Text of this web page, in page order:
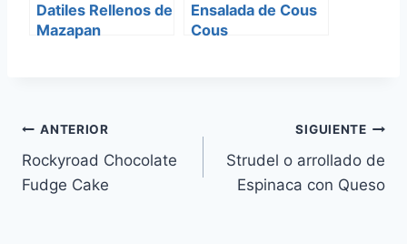
Datiles Rellenos de
Mazapan
Ensalada de Cous
Cous
Navegación
de
ANTERIOR
Rockyroad Chocolate
Fudge Cake
SIGUIENTE
Strudel o arrollado de
Espinaca con Queso